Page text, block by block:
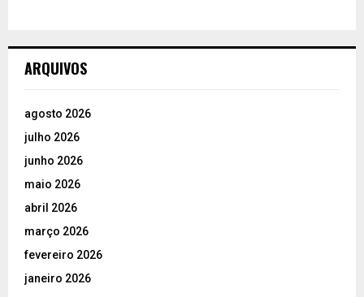
ARQUIVOS
agosto 2026
julho 2026
junho 2026
maio 2026
abril 2026
março 2026
fevereiro 2026
janeiro 2026